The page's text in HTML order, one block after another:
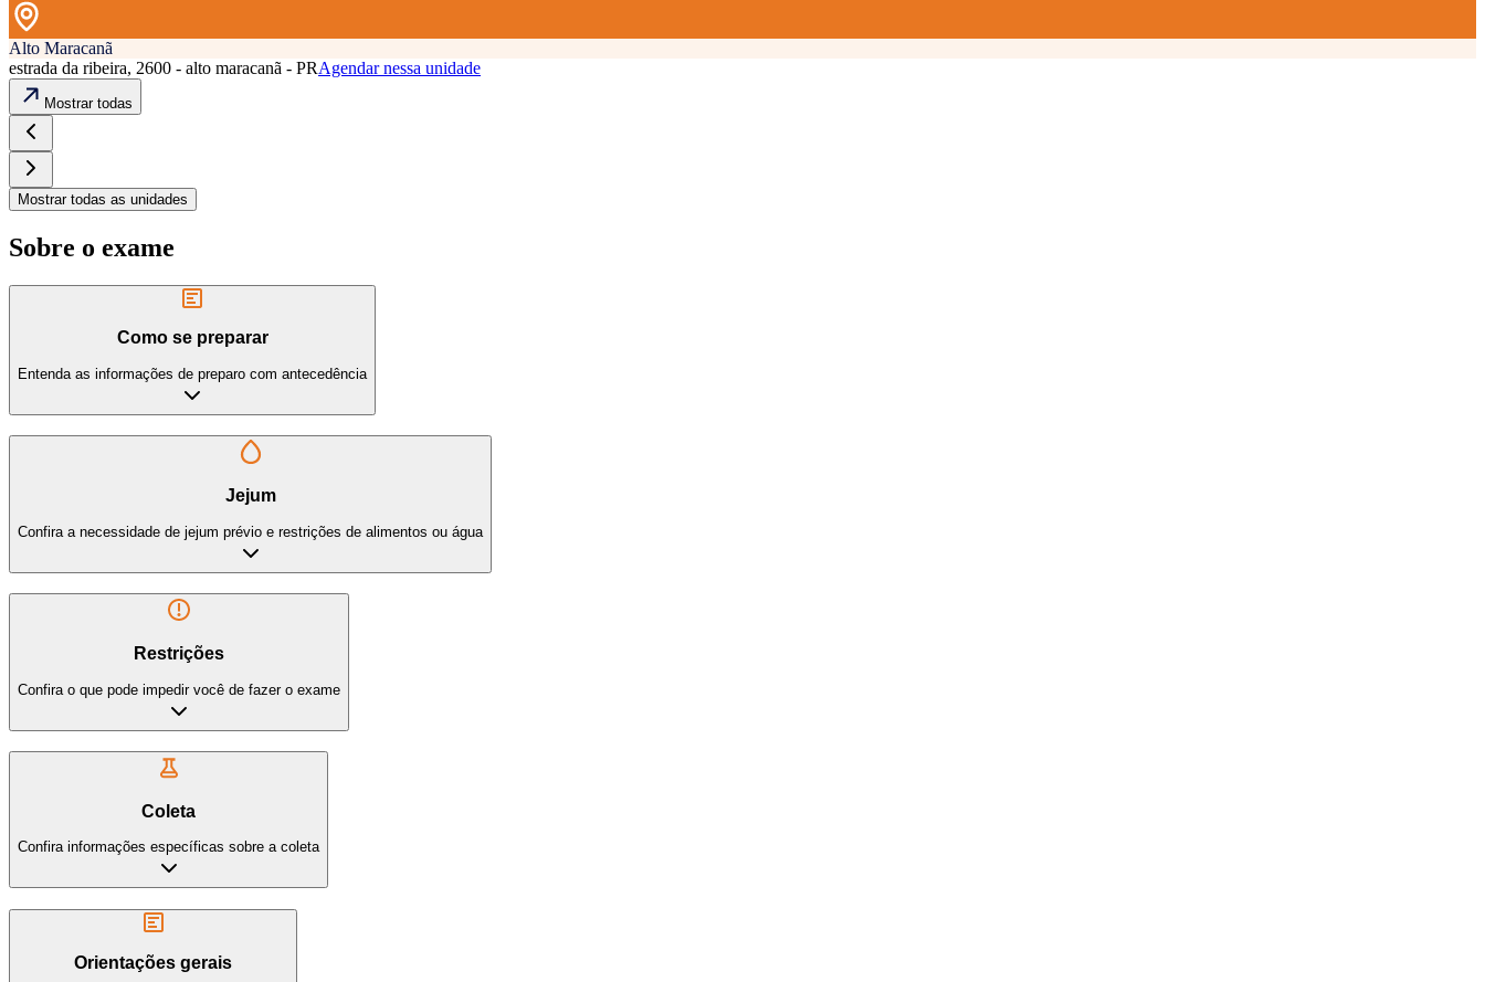
Alto Maracanã
estrada da ribeira, 2600 - alto maracanã - PRAgendar nessa unidade
Mostrar todas
Mostrar todas as unidades
Sobre o exame
Como se preparar
Entenda as informações de preparo com antecedência
Jejum
Confira a necessidade de jejum prévio e restrições de alimentos ou água
Restrições
Confira o que pode impedir você de fazer o exame
Coleta
Confira informações específicas sobre a coleta
Orientações gerais